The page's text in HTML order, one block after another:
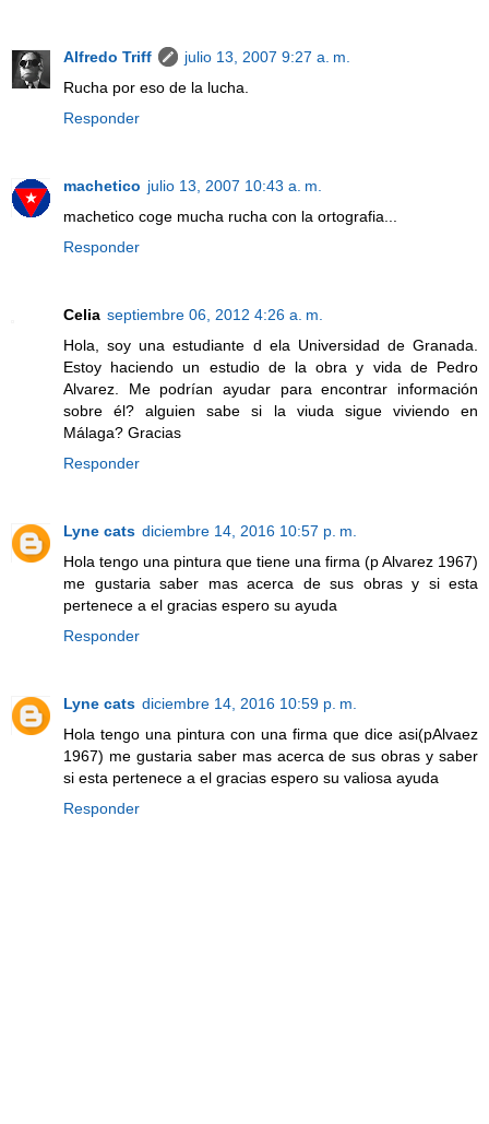
Alfredo Triff
julio 13, 2007 9:27 a. m.
Rucha por eso de la lucha.
Responder
machetico julio 13, 2007 10:43 a. m.
machetico coge mucha rucha con la ortografia...
Responder
Celia septiembre 06, 2012 4:26 a. m.
Hola, soy una estudiante d ela Universidad de Granada.
Estoy haciendo un estudio de la obra y vida de Pedro
Alvarez. Me podrían ayudar para encontrar información
sobre él? alguien sabe si la viuda sigue viviendo en
Málaga? Gracias
Responder
Lyne cats diciembre 14, 2016 10:57 p. m.
Hola tengo una pintura que tiene una firma (p Alvarez 1967)
me gustaria saber mas acerca de sus obras y si esta
pertenece a el gracias espero su ayuda
Responder
Lyne cats diciembre 14, 2016 10:59 p. m.
Hola tengo una pintura con una firma que dice asi(pAlvaez
1967) me gustaria saber mas acerca de sus obras y saber
si esta pertenece a el gracias espero su valiosa ayuda
Responder